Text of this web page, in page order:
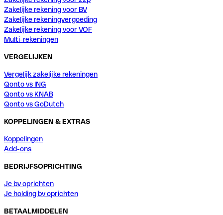
Zakelijke rekening voor BV
Zakelijke rekeningvergoeding
Zakelijke rekening voor VOF
Multi-rekeningen
VERGELIJKEN
Vergelijk zakelijke rekeningen
Qonto vs ING
Qonto vs KNAB
Qonto vs GoDutch
KOPPELINGEN & EXTRAS
Koppelingen
Add-ons
BEDRIJFSOPRICHTING
Je bv oprichten
Je holding bv oprichten
BETAALMIDDELEN